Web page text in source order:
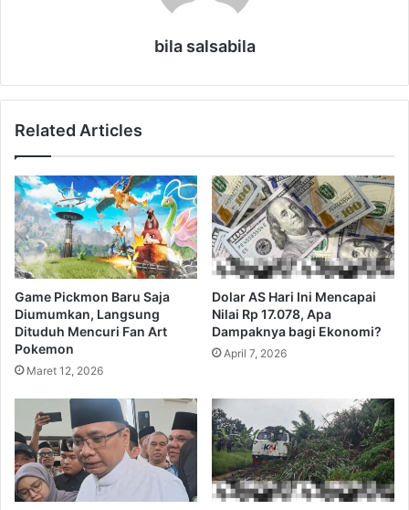
bila salsabila
Related Articles
Game Pickmon Baru Saja
Diumumkan, Langsung
Dituduh Mencuri Fan Art
Pokemon
Maret 12, 2026
Dolar AS Hari Ini Mencapai
Nilai Rp 17.078, Apa
Dampaknya bagi Ekonomi?
April 7, 2026